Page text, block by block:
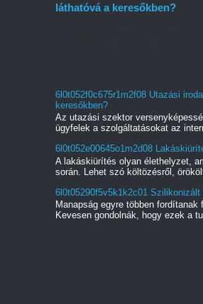
láthatóvá a keresőkben?
6l0t052f0c675r1m2f08 Utazási
keresőkben?
Az utazási szektor
ügyfelek a szolgáltatásokat az
6l0t052e00645o1m2d08
A lakáskiürítés olyan élethelyzet,
során. Lehet szó költözésről, örökölt
6l0t05290f5v5k1k2c01
Manapság egyre többen
Kevesen gondolnák, hogy ezek a